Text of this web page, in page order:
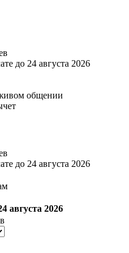
до 24 августа 2026
общении
до 24 августа 2026
августа 2026